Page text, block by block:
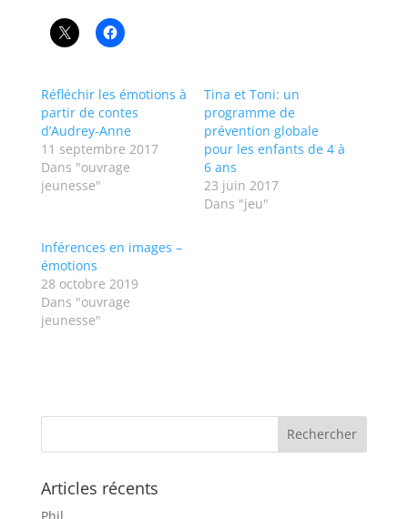
Réfléchir les émotions à
partir de contes
d’Audrey-Anne
11 septembre 2017
Dans "ouvrage
jeunesse"
Tina et Toni: un
programme de
prévention globale
pour les enfants de 4 à
6 ans
23 juin 2017
Dans "jeu"
Inférences en images –
émotions
28 octobre 2019
Dans "ouvrage
jeunesse"
Articles récents
Phil